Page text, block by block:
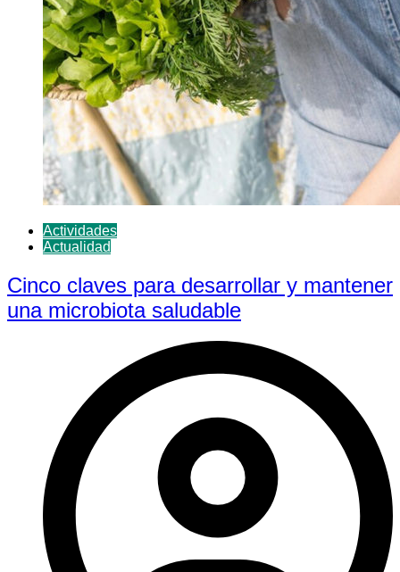
Actividades
Actualidad
Cinco claves para desarrollar y mantener
una microbiota saludable